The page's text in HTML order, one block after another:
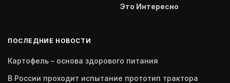
Это Интересно
ПОСЛЕДНИЕ НОВОСТИ
Картофель – основа здорового питания
В России проходит испытание прототип трактора